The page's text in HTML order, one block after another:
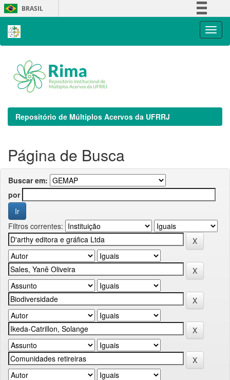
Skip
navigation
BRASIL
Repositório de Múltiplos Acervos da UFRRJ
Página de Busca
Buscar em:
por
Filtros correntes: